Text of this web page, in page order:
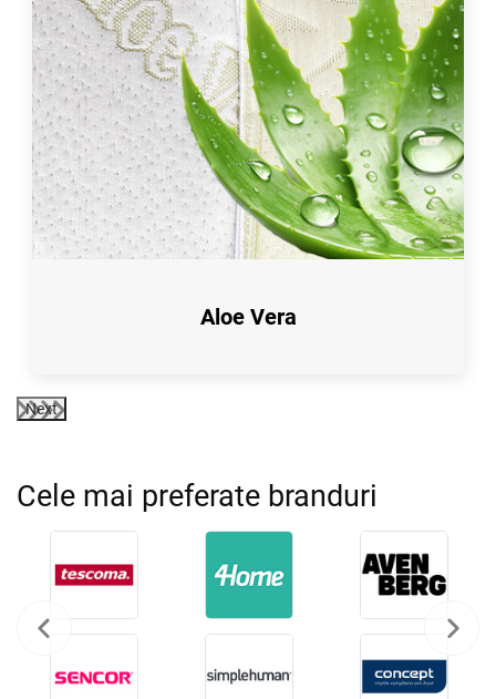
Aloe Vera
Next
Cele mai preferate branduri